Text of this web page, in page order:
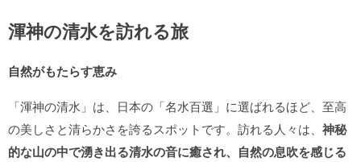
渾神の清水を訪れる旅
自然がもたらす恵み
「渾神の清水」は、日本の「名水百選」に選ばれるほど、至高
の美しさと清らかさを誇るスポットです。訪れる人々は、 神秘
的な山の中で湧き出る清水の音に癒され、自然の息吹を感じる